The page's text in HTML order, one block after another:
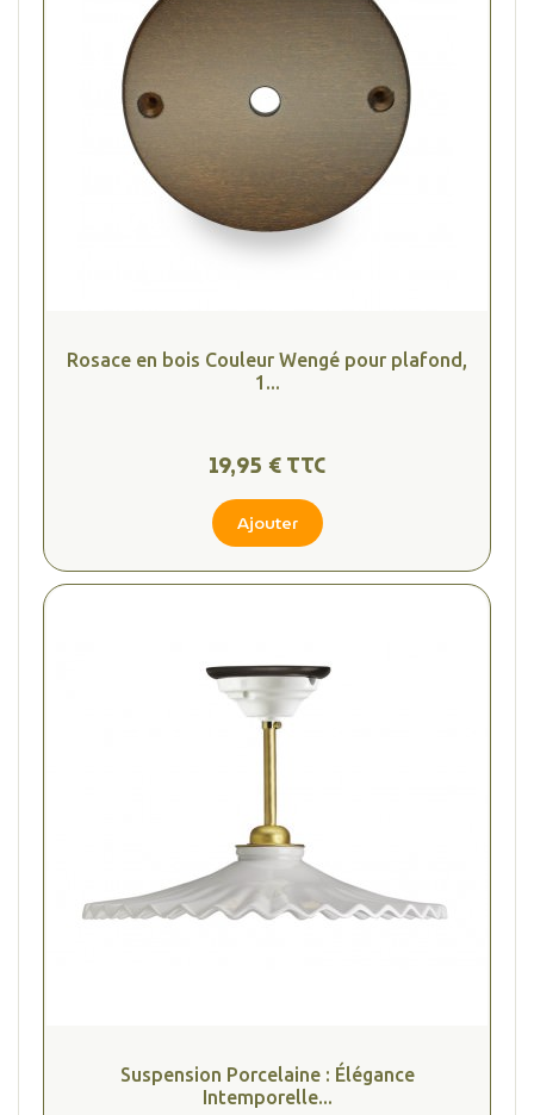
Rosace en bois Couleur Wengé pour plafond,
1...
19,95 € TTC
Ajouter
Suspension Porcelaine : Élégance
Intemporelle...